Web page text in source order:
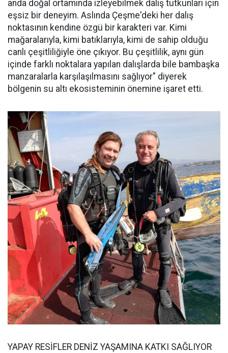
anda doğal ortamında izleyebilmek dalış tutkunları için
eşsiz bir deneyim. Aslında Çeşme'deki her dalış
noktasının kendine özgü bir karakteri var. Kimi
mağaralarıyla, kimi batıklarıyla, kimi de sahip olduğu
canlı çeşitliliğiyle öne çıkıyor. Bu çeşitlilik, aynı gün
içinde farklı noktalara yapılan dalışlarda bile bambaşka
manzaralarla karşılaşılmasını sağlıyor" diyerek
bölgenin su altı ekosisteminin önemine işaret etti.
YAPAY RESİFLER DENİZ YAŞAMINA KATKI SAĞLIYOR